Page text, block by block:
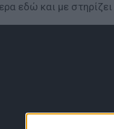
εδώ και με